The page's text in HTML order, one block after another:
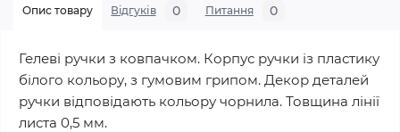
Опис товару Відгуків 0 Питання 0
Гелеві ручки з ковпачком. Корпус ручки із пластику
білого кольору, з гумовим грипом. Декор деталей
ручки відповідають кольору чорнила. Товщина лінії
листа 0,5 мм.